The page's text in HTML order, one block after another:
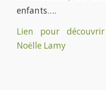
enfants….
Lien pour
Noëlle Lamy